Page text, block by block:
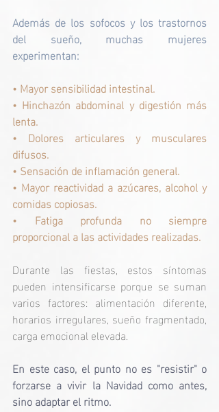
Además de los sofocos y los trastornos
del sueño, muchas mujeres
experimentan:
• Mayor sensibilidad intestinal.
• Hinchazón abdominal y digestión más
lenta.
• Dolores articulares y musculares
difusos.
• Sensación de inflamación general.
• Mayor reactividad a azúcares, alcohol y
comidas copiosas.
• Fatiga profunda no siempre
proporcional a las actividades realizadas.
Durante las fiestas, estos síntomas
pueden intensificarse porque se suman
varios factores: alimentación diferente,
horarios irregulares, sueño fragmentado,
carga emocional elevada.
En este caso, el punto no es "resistir" o
forzarse a vivir la Navidad como antes,
sino adaptar el ritmo.